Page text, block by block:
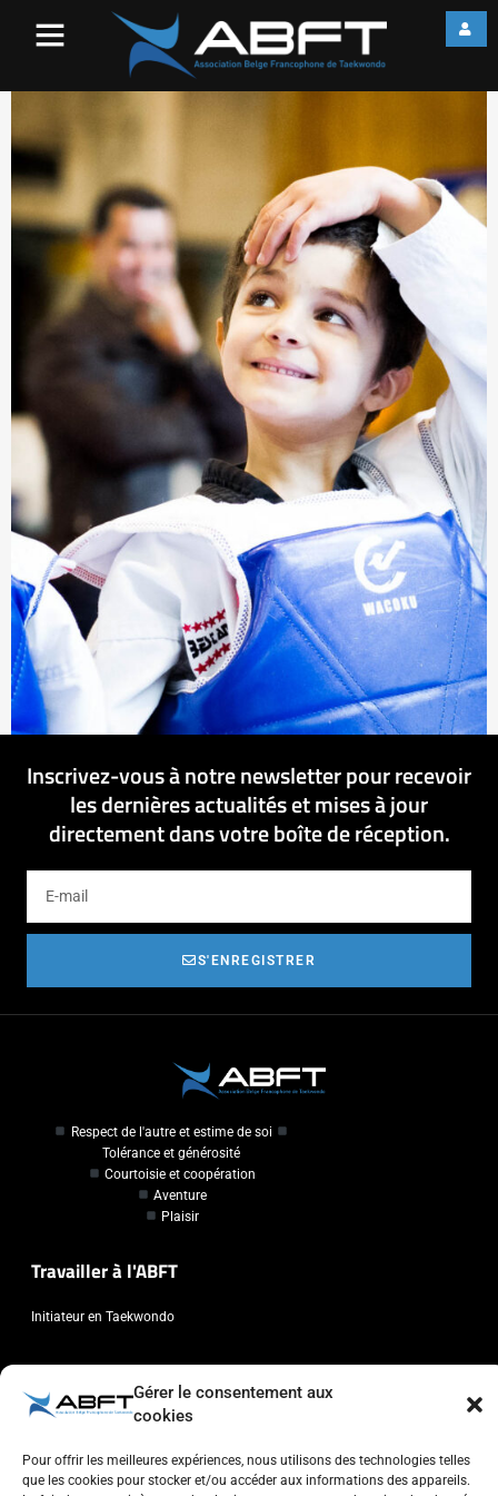
Gérer le consentement aux
cookies
Pour offrir les meilleures expériences, nous utilisons des technologies telles
que les cookies pour stocker et/ou accéder aux informations des appareils.
Inscrivez-vous à notre newsletter pour recevoir
les dernières actualités et mises à jour
directement dans votre boîte de réception.
S'ENREGISTRER
Respect de l'autre et estime de soi
Tolérance et générosité
Courtoisie et coopération
Aventure
Plaisir
Travailler à l'ABFT
Initiateur en Taekwondo
Contact
Association Belge Francophone de Taekwondo
info@abft.be